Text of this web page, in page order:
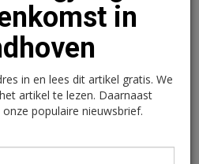
en H&M
langjarige
in
in
in en lees dit artikel gratis. We
artikel te lezen. Daarnaast
populaire nieuwsbrief.